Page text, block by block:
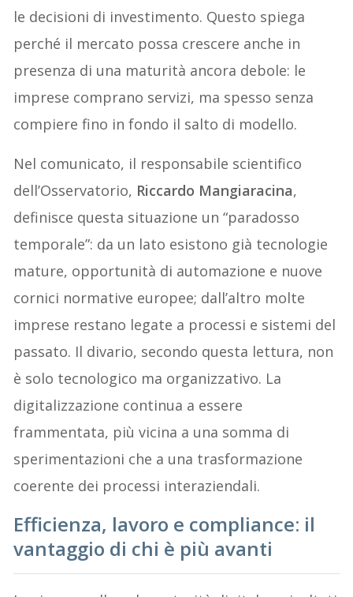
le decisioni di investimento. Questo spiega
perché il mercato possa crescere anche in
presenza di una maturità ancora debole: le
imprese comprano servizi, ma spesso senza
compiere fino in fondo il salto di modello.
Nel comunicato, il responsabile scientifico
dell’Osservatorio, Riccardo Mangiaracina,
definisce questa situazione un “paradosso
temporale”: da un lato esistono già tecnologie
mature, opportunità di automazione e nuove
cornici normative europee; dall’altro molte
imprese restano legate a processi e sistemi del
passato. Il divario, secondo questa lettura, non
è solo tecnologico ma organizzativo. La
digitalizzazione continua a essere
frammentata, più vicina a una somma di
sperimentazioni che a una trasformazione
coerente dei processi interaziendali.
Efficienza, lavoro e compliance: il
vantaggio di chi è più avanti